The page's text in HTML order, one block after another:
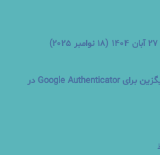
اتنتیکیتور اپل بهترین جایگزین برای Google Authenticator در